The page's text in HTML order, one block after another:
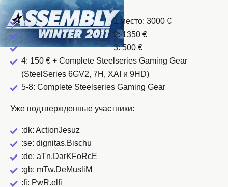
1 место: 3000 €
2: 1350 €
3: 500 €
4: 150 € + Complete Steelseries Gaming Gear
(SteelSeries 6GV2, 7H, XAI и 9HD)
5-8: Complete Steelseries Gaming Gear
Уже подтвержденные участники:
:dk: ActionJesuz
:se: dignitas.Bischu
:de: aTn.DarKFoRcE
:gb: mTw.DeMusliM
:fi: PwR.elfi